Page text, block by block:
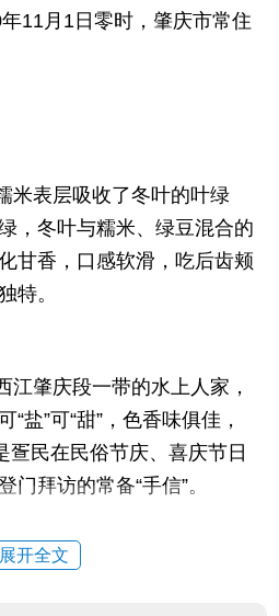
11月1日零时，肇庆市常住
米表层吸收了冬叶的叶绿
，冬叶与糯米、绿豆混合的
甘香，口感软滑，吃后齿颊
特。
江肇庆段一带的水上人家，
盐”可“甜”，色香味俱佳，
疍民在民俗节庆、喜庆节日
拜访的常备“手信”。
展开全文